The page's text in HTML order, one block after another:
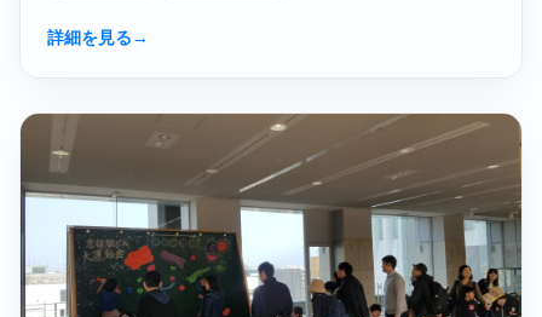
詳細を見る→